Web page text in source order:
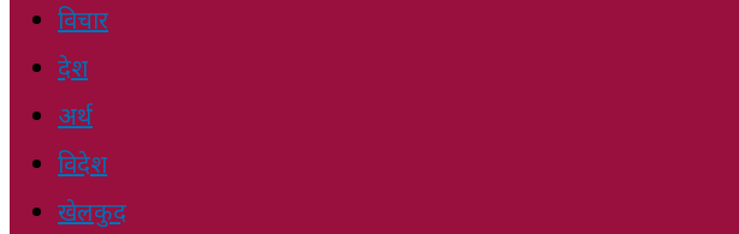
विचार
देश
अर्थ
विदेश
खेलकुद